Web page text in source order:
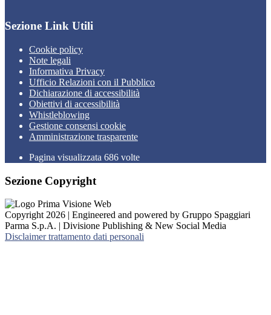
Sezione Link Utili
Cookie policy
Note legali
Informativa Privacy
Ufficio Relazioni con il Pubblico
Dichiarazione di accessibilità
Obiettivi di accessibilità
Whistleblowing
Gestione consensi cookie
Amministrazione trasparente
Pagina visualizzata 686 volte
Sezione Copyright
Copyright 2026 | Engineered and powered by Gruppo Spaggiari
Parma S.p.A. | Divisione Publishing & New Social Media
Disclaimer trattamento dati personali